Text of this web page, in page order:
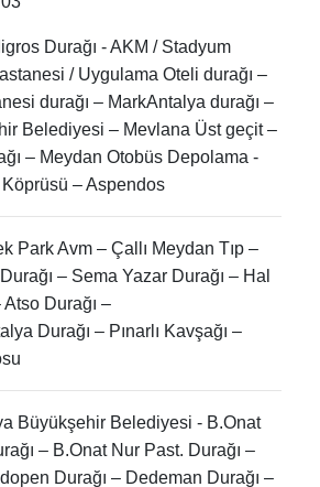
Durağı - AKM / Stadyum
/ Uygulama Oteli durağı –
durağı – MarkAntalya durağı –
Belediyesi – Mevlana Üst geçit –
– Meydan Otobüs Depolama -
Köprüsü – Aspendos
Avm – Çallı Meydan Tıp –
– Sema Yazar Durağı – Hal
Atso Durağı –
Durağı – Pınarlı Kavşağı –
Büyükşehir Belediyesi - B.Onat
– B.Onat Nur Past. Durağı –
Durağı – Dedeman Durağı –